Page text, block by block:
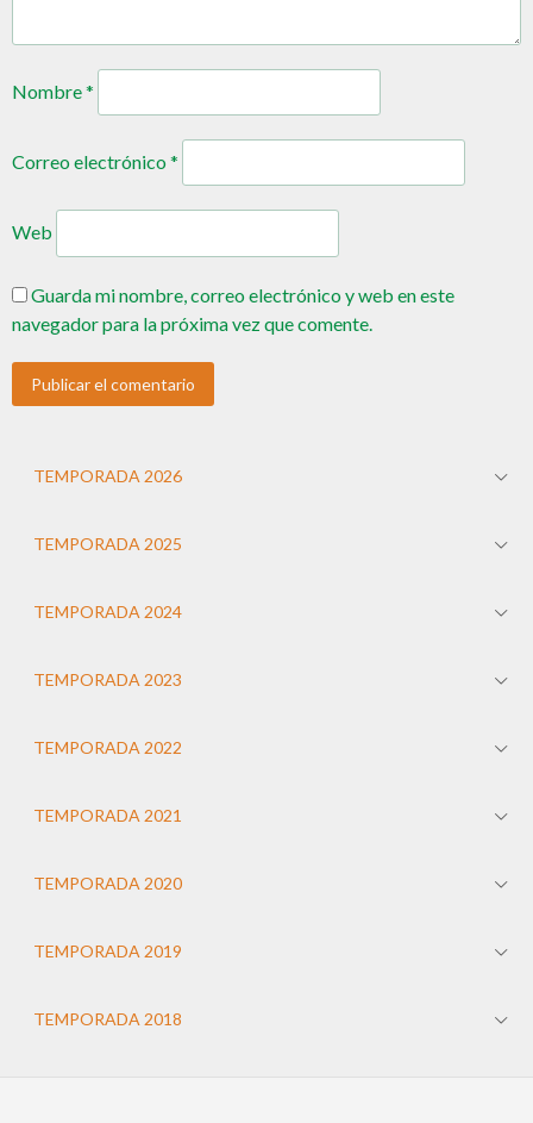
Nombre*
Correo electrónico*
Web
Guarda mi nombre, correo electrónico y web en este
navegador para la próxima vez que comente.
TEMPORADA 2026
TEMPORADA 2025
TEMPORADA 2024
TEMPORADA 2023
TEMPORADA 2022
TEMPORADA 2021
TEMPORADA 2020
TEMPORADA 2019
TEMPORADA 2018